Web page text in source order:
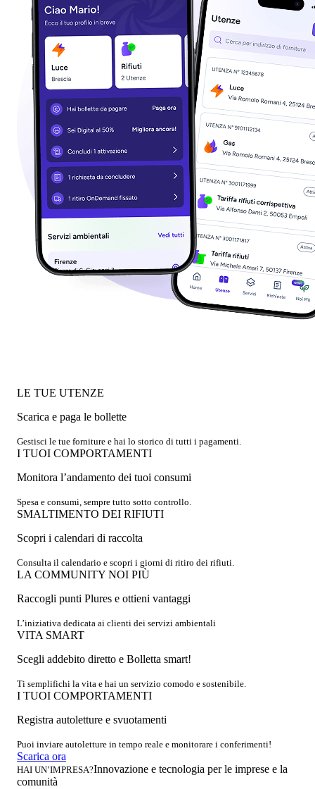
LE TUE UTENZE
Scarica e paga le bollette
Gestisci le tue forniture e hai lo storico di tutti i pagamenti.
I TUOI COMPORTAMENTI
Monitora l’andamento dei tuoi consumi
Spesa e consumi, sempre tutto sotto controllo.
SMALTIMENTO DEI RIFIUTI
Scopri i calendari di raccolta
Consulta il calendario e scopri i giorni di ritiro dei rifiuti.
LA COMMUNITY NOI PIÙ
Raccogli punti Plures e ottieni vantaggi
L’iniziativa dedicata ai clienti dei servizi ambientali
VITA SMART
Scegli addebito diretto e Bolletta smart!
Ti semplifichi la vita e hai un servizio comodo e sostenibile.
I TUOI COMPORTAMENTI
Registra autoletture e svuotamenti
Puoi inviare autoletture in tempo reale e monitorare i conferimenti!
Scarica ora
HAI UN’IMPRESA?Innovazione e tecnologia per le imprese e la
comunità